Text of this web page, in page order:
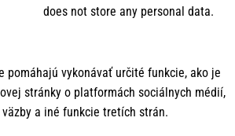
does not store any personal data.
pomáhajú vykonávať určité funkcie, ako je
stránky o platformách sociálnych médií,
a iné funkcie tretích strán.